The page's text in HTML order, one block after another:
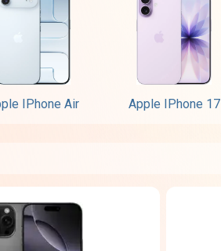
IPhone Air Apple IPhone 17